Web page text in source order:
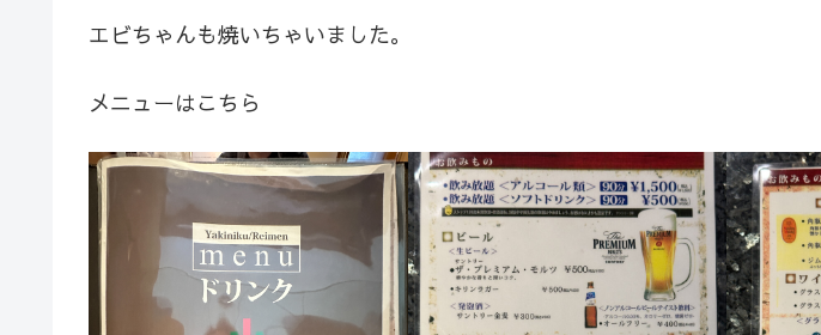
エビちゃんも焼いちゃいました。
メニューはこちら